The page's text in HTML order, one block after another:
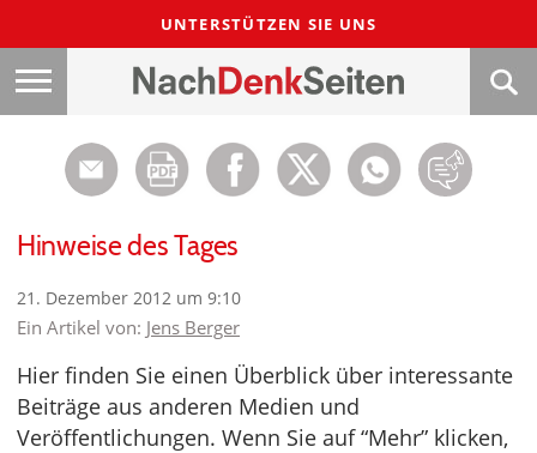
UNTERSTÜTZEN SIE UNS
Hinweise des Tages
21. Dezember 2012 um 9:10
Ein Artikel von: Jens Berger
Hier finden Sie einen Überblick über interessante
Beiträge aus anderen Medien und
Veröffentlichungen. Wenn Sie auf “Mehr” klicken,